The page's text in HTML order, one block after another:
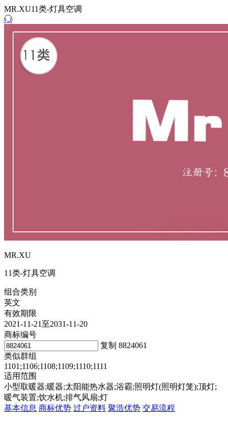
MR.XU11类-灯具空调
MR.XU
11类-灯具空调
组合类别
英文
有效期限
2021-11-21至2031-11-20
商标编号
复制 8824061
类似群组
1101;1106;1108;1109;1110;1111
适用范围
小型取暖器;暖器;太阳能热水器;浴霸;照明灯(照明灯笼);顶灯;
暖气装置;饮水机;排气风扇;灯
基本信息 商标优势 过户资料 聚浩优势 交易流程